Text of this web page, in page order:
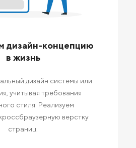
дизайн-концепцию
в жизнь
дизайн системы или
учитывая требования
стиля. Реализуем
верстку
страниц.